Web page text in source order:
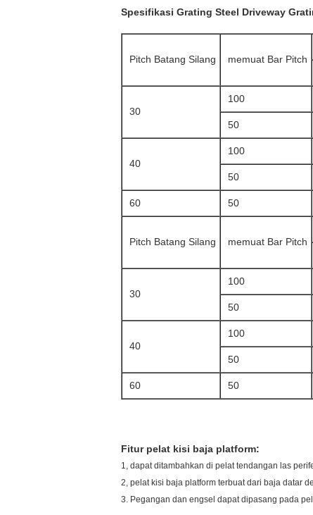
Spesifikasi Grating Steel Driveway
Pitch Batang Silang memuat Bar Pitch
30
100
50
40
100
50
60 50
Pitch Batang Silang memuat Bar Pitch
30
100
50
40
100
50
60 50
Fitur pelat kisi baja platform:
1, dapat ditambahkan di pelat tendangan las
2, pelat kisi baja platform terbuat dari baja datar
3. Pegangan dan engsel dapat dipasang pada